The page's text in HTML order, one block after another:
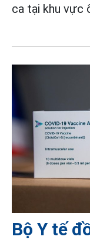
ca tại khu vực
Bộ Y tế